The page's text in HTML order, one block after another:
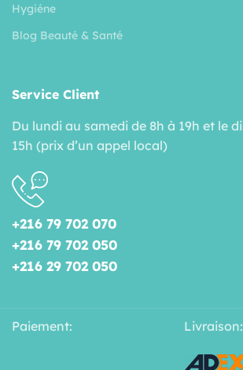
Hygiéne
Blog Beauté & Santé
Service Client
Du lundi au samedi de 8h à 19h et le
15h (prix d’un appel local)
+216 79 702 070
+216 79 702 050
+216 29 702 050
Paiement: Livraison: